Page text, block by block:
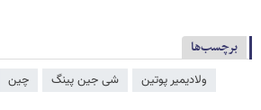
برچسب‌ها
ولادیمیر پوتین شی جین‌ پینگ چین